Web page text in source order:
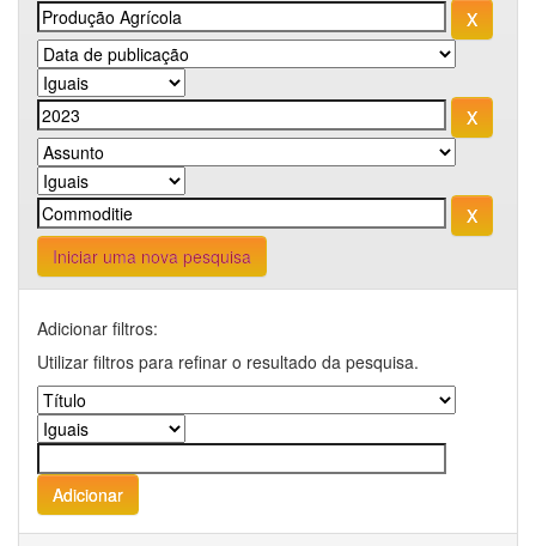
Iniciar uma nova pesquisa
Adicionar filtros:
Utilizar filtros para refinar o resultado da pesquisa.